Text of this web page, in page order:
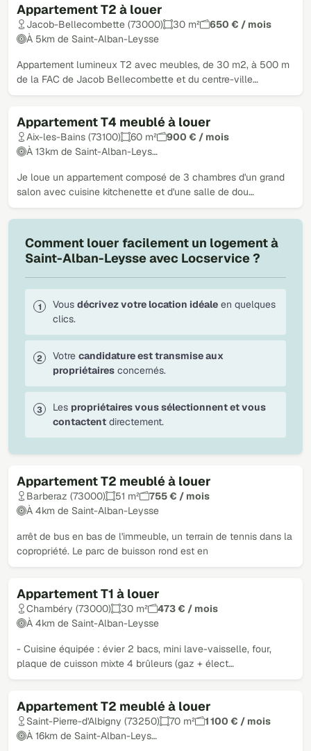
Appartement T2 à louer
Jacob-Bellecombette (73000) 30 m²
650 € / mois
À 5km de Saint-Alban-Leysse
Appartement lumineux T2 avec meubles, de 30 m2, à 500 m
de la FAC de Jacob Bellecombette et du centre-ville…
Appartement T4 meublé à louer
Aix-les-Bains (73100) 60 m²
900 € / mois
À 13km de Saint-Alban-Leys…
Je loue un appartement composé de 3 chambres d'un grand
salon avec cuisine kitchenette et d'une salle de dou…
Appartement T2 meublé à louer
Barberaz (73000) 51 m²
755 € / mois
À 4km de Saint-Alban-Leysse
arrêt de bus en bas de l'immeuble, un terrain de tennis dans la
copropriété. Le parc de buisson rond est en
Appartement T1 à louer
Chambéry (73000) 30 m²
473 € / mois
À 4km de Saint-Alban-Leysse
- Cuisine équipée : évier 2 bacs, mini lave-vaisselle, four,
plaque de cuisson mixte 4 brûleurs (gaz + élect…
Appartement T2 meublé à louer
Saint-Pierre-d'Albigny (73250) 70 m²
1 100 € / mois
À 16km de Saint-Alban-Leys…
Comment louer facilement un logement à
Saint-Alban-Leysse avec Locservice ?
Vous décrivez votre location idéale en quelques
clics.
Votre candidature est transmise aux
propriétaires concernés.
Les propriétaires vous sélectionnent et vous
contactent directement.